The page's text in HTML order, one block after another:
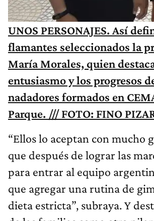
UNOS PERSONAJES. Así
flamantes seleccionados la
María Morales, quien
entusiasmo y los progresos
nadadores formados en
Parque. /// FOTO: FINO
“Ellos lo aceptan con mucho
que después de lograr las
para entrar al equipo
que agregar una rutina de
dieta estricta”, subraya. Y